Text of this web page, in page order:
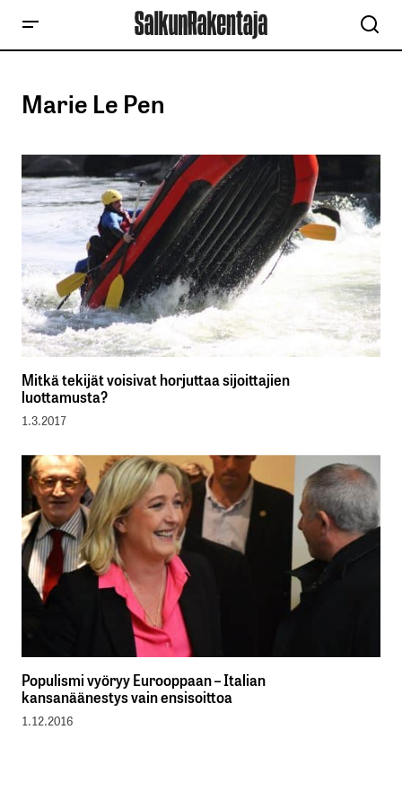
Marie Le Pen
Mitkä tekijät voisivat horjuttaa sijoittajien
luottamusta?
1.3.2017
Populismi vyöryy Eurooppaan – Italian
kansanäänestys vain ensisoittoa
1.12.2016